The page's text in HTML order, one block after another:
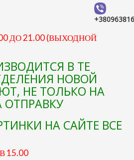
ДО 21.00 (ВЫХОДНОЙ
В ТЕ
НОВОЙ
НЕ ТОЛЬКО НА
НА САЙТЕ ВСЕ
15.00